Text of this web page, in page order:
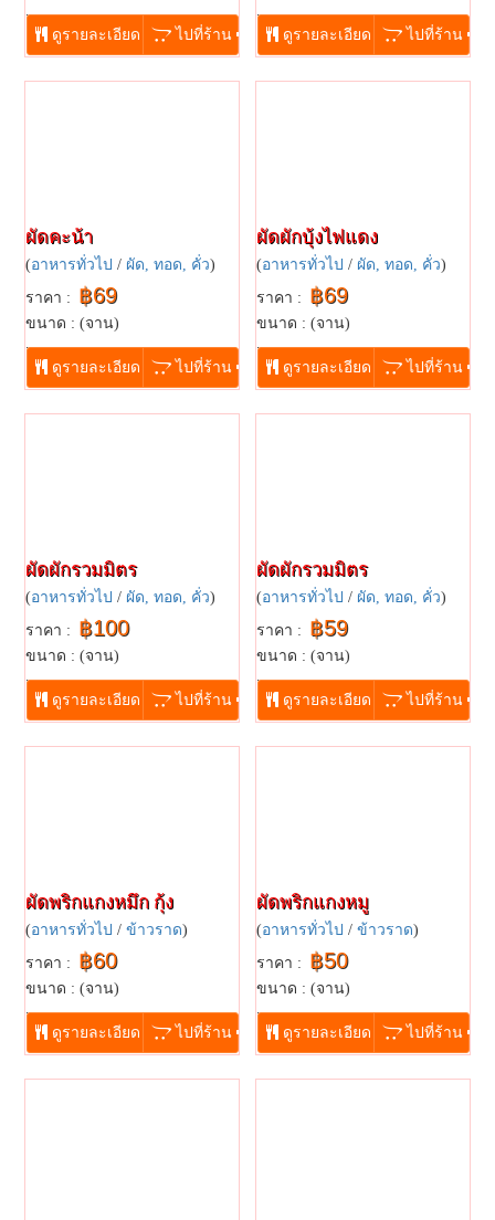
...
ดูรายละเอียด ไปที่ร้าน
...
ดูรายละเอียด ไปที่ร้าน
ผัดคะน้า
(อาหารทั่วไป / ผัด, ทอด, คั่ว)
ราคา : ฿69
ขนาด : (จาน)
...
ดูรายละเอียด ไปที่ร้าน
ผัดผักบุ้งไฟแดง
(อาหารทั่วไป / ผัด, ทอด, คั่ว)
ราคา : ฿69
ขนาด : (จาน)
...
ดูรายละเอียด ไปที่ร้าน
ผัดผักรวมมิตร
(อาหารทั่วไป / ผัด, ทอด, คั่ว)
ราคา : ฿100
ขนาด : (จาน)
...
ดูรายละเอียด ไปที่ร้าน
ผัดผักรวมมิตร
(อาหารทั่วไป / ผัด, ทอด, คั่ว)
ราคา : ฿59
ขนาด : (จาน)
...
ดูรายละเอียด ไปที่ร้าน
ผัดพริกแกงหมึก กุ้ง
(อาหารทั่วไป / ข้าวราด)
ราคา : ฿60
ขนาด : (จาน)
...
ดูรายละเอียด ไปที่ร้าน
ผัดพริกแกงหมู
(อาหารทั่วไป / ข้าวราด)
ราคา : ฿50
ขนาด : (จาน)
...
ดูรายละเอียด ไปที่ร้าน